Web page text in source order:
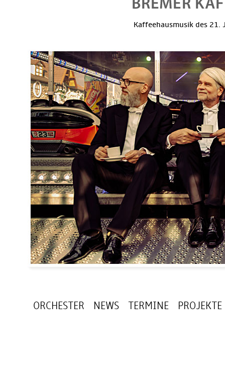
Kaffeehausmusik des 21.
ORCHESTER NEWS TERMINE PROJEKTE